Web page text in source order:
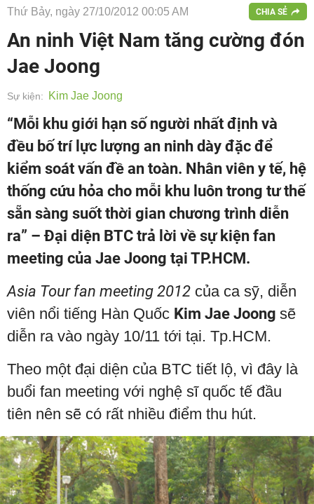
Thứ Bảy, ngày 27/10/2012 00:05 AM CHIA SẺ
An ninh Việt Nam tăng cường đón
Jae Joong
Sự kiện: Kim Jae Joong
“Mỗi khu giới hạn số người nhất định và
đều bố trí lực lượng an ninh dày đặc để
kiểm soát vấn đề an toàn. Nhân viên y tế, hệ
thống cứu hỏa cho mỗi khu luôn trong tư thế
sẵn sàng suốt thời gian chương trình diễn
ra” – Đại diện BTC trả lời về sự kiện fan
meeting của Jae Joong tại TP.HCM.
Asia Tour fan meeting 2012 của ca sỹ, diễn
viên nổi tiếng Hàn Quốc Kim Jae Joong sẽ
diễn ra vào ngày 10/11 tới tại. Tp.HCM.
Theo một đại diện của BTC tiết lộ, vì đây là
buổi fan meeting với nghệ sĩ quốc tế đầu
tiên nên sẽ có rất nhiều điểm thu hút.